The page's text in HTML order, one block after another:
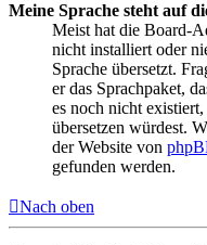
Meine Sprache steht auf
Meist hat die Board-
nicht installiert oder
Sprache übersetzt.
er das Sprachpaket,
es noch nicht
übersetzen würdest.
der Website von
gefunden werden.
Nach oben